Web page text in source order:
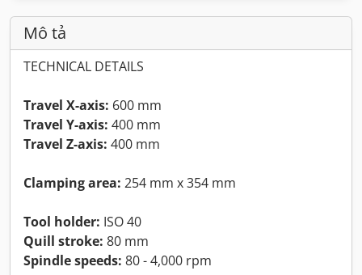
Mô tả
TECHNICAL DETAILS
Travel X-axis: 600 mm
Travel Y-axis: 400 mm
Travel Z-axis: 400 mm
Clamping area: 254 mm x 354 mm
Tool holder: ISO 40
Quill stroke: 80 mm
Spindle speeds: 80 - 4,000 rpm